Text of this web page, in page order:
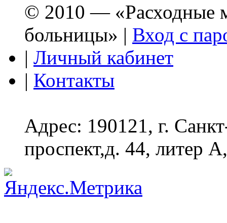
© 2010 — «Расходные
больницы» | Вход с
| Личный кабинет
| Контакты
Адрес: 190121, г.
проспект,д. 44, литер